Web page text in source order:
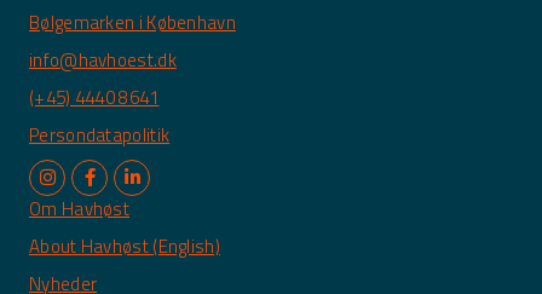
Bølgemarken i København
info@havhoest.dk
(+45) 4440 8641
Persondatapolitik
Om Havhøst
About Havhøst (English)
Nyheder